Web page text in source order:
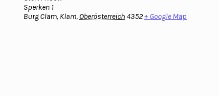
Sperken 1
Burg Clam, Klam, Oberösterreich 4352+ Google Map